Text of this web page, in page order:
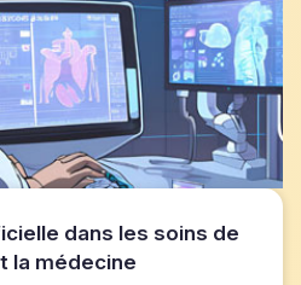
dans les soins de
la médecine